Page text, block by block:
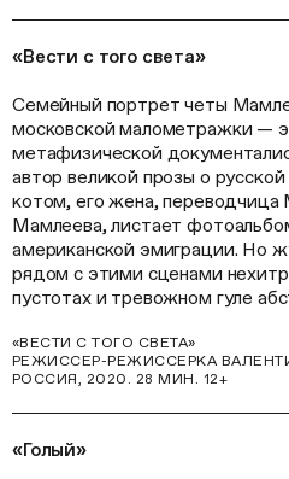
«Вести с того света»
Семейный портрет четы
московской малометражки —
метафизической
автор великой прозы о
котом, его жена, переводчица
Мамлеева, листает
американской эмиграции. Но
рядом с этими сценами
пустотах и тревожном гуле
«ВЕСТИ С ТОГО СВЕТА»
РЕЖИССЕР-РЕЖИССЕРКА
РОССИЯ, 2020. 28 МИН. 12+
«Голый»